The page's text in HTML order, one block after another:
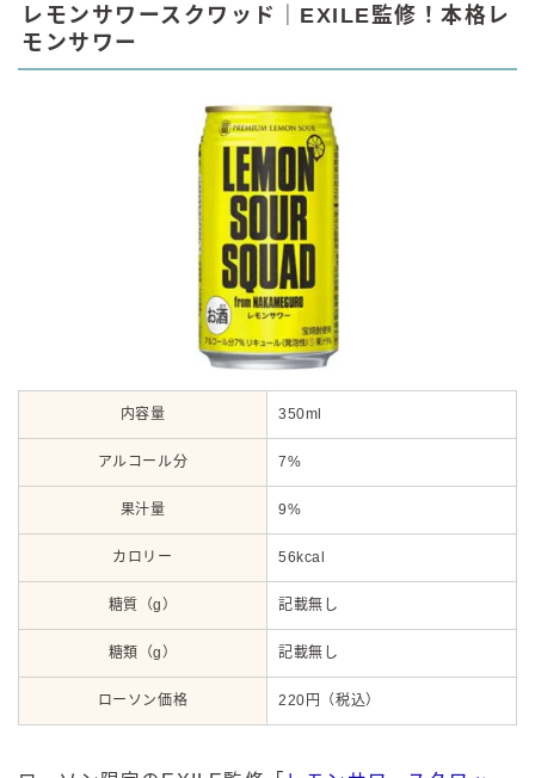
レモンサワースクワッド｜EXILE監修！本格レ
モンサワー
内容量 350ml
アルコール分 7%
果汁量 9%
カロリー 56kcal
糖質（g） 記載無し
糖類（g） 記載無し
ローソン価格 220円（税込）
缶チューハイの売れ筋ランキングはこちら